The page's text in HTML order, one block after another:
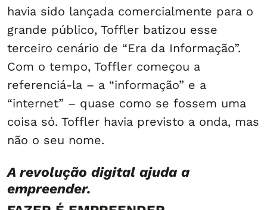
havia sido lançada comercialmente para o
grande público, Toffler batizou esse
terceiro cenário de “Era da Informação”.
Com o tempo, Toffler começou a
referenciá-la – a “informação” e a
“internet” – quase como se fossem uma
coisa só. Toffler havia previsto a onda, mas
não o seu nome.
A revolução digital ajuda a
empreender.